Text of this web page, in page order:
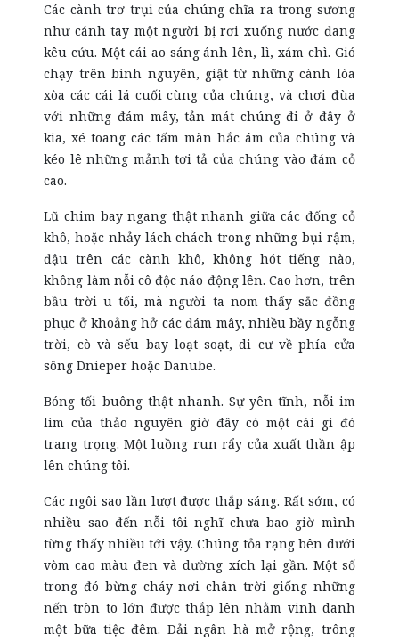
Các cành trơ trụi của chúng chĩa ra trong sương
như cánh tay một người bị rơi xuống nước đang
kêu cứu. Một cái ao sáng ánh lên, lì, xám chì. Gió
chạy trên bình nguyên, giật từ những cành lòa
xòa các cái lá cuối cùng của chúng, và chơi đùa
với những đám mây, tản mát chúng đi ở đây ở
kia, xé toang các tấm màn hắc ám của chúng và
kéo lê những mảnh tơi tả của chúng vào đám cỏ
cao.
Lũ chim bay ngang thật nhanh giữa các đống cỏ
khô, hoặc nhảy lách chách trong những bụi rậm,
đậu trên các cành khô, không hót tiếng nào,
không làm nỗi cô độc náo động lên. Cao hơn, trên
bầu trời u tối, mà người ta nom thấy sắc đồng
phục ở khoảng hở các đám mây, nhiều bầy ngỗng
trời, cò và sếu bay loạt soạt, di cư về phía cửa
sông Dnieper hoặc Danube.
Bóng tối buông thật nhanh. Sự yên tĩnh, nỗi im
lìm của thảo nguyên giờ đây có một cái gì đó
trang trọng. Một luồng run rẩy của xuất thần ập
lên chúng tôi.
Các ngôi sao lần lượt được thắp sáng. Rất sớm, có
nhiều sao đến nỗi tôi nghĩ chưa bao giờ mình
từng thấy nhiều tới vậy. Chúng tỏa rạng bên dưới
vòm cao màu đen và dường xích lại gần. Một số
trong đó bừng cháy nơi chân trời giống những
nến tròn to lớn được thắp lên nhằm vinh danh
một bữa tiệc đêm. Dải ngân hà mở rộng, trông